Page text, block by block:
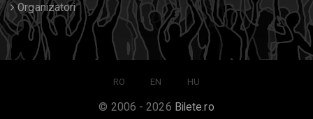
Organizatori
RO EN HU
© 2006 - 2026 Bilete.ro